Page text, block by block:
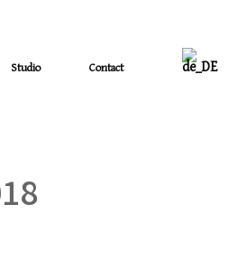
Studio Contact